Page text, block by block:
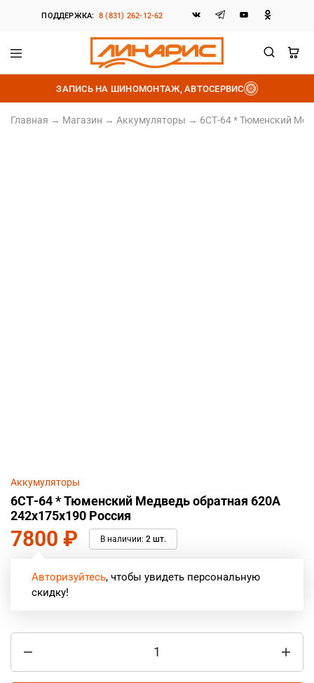
ПОДДЕРЖКА: 8 (831) 262-12-62
Линарис
Продажа
шин,
дисков
и
аккумуляторов
ЗАПИСЬ НА ШИНОМОНТАЖ, АВТОСЕРВИС
Главная → Магазин → Аккумуляторы → 6СТ-64 * Тюменский
Аккумуляторы
6СТ-64 * Тюменский Медведь обратная 620А
242x175x190 Россия
7800 ₽ В наличии: 2 шт.
Авторизуйтесь, чтобы увидеть персональную
скидку!